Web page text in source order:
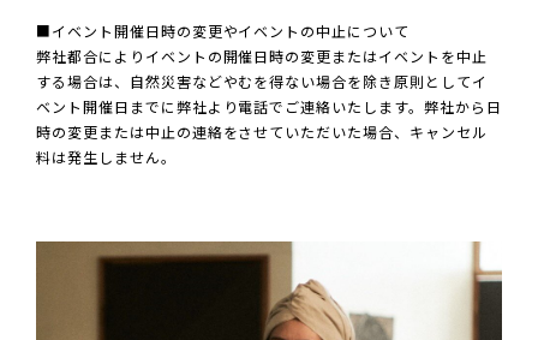
■イベント開催日時の変更やイベントの中止について
弊社都合によりイベントの開催日時の変更またはイベントを中止
する場合は、自然災害などやむを得ない場合を除き原則としてイ
ベント開催日までに弊社より電話でご連絡いたします。弊社から日
時の変更または中止の連絡をさせていただいた場合、キャンセル
料は発生しません。